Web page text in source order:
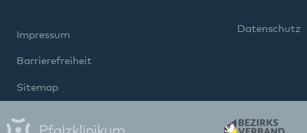
Impressum
Datenschutz
Barrierefreiheit
Sitemap